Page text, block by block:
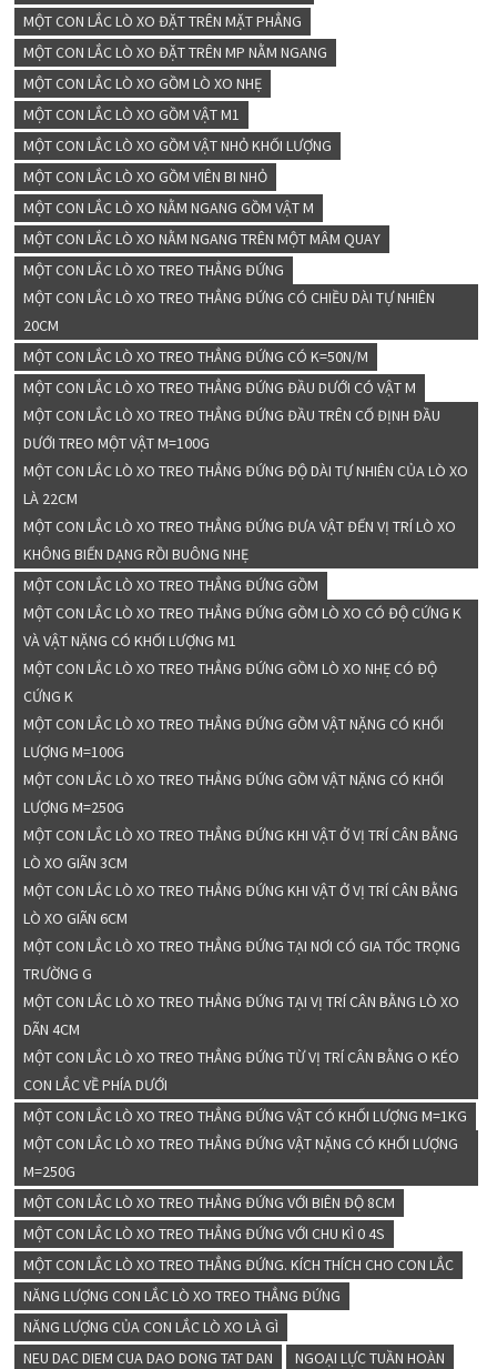
MỘT CON LẮC LÒ XO ĐẶT TRÊN MẶT PHẲNG
MỘT CON LẮC LÒ XO ĐẶT TRÊN MP NẰM NGANG
MỘT CON LẮC LÒ XO GỒM LÒ XO NHẸ
MỘT CON LẮC LÒ XO GỒM VẬT M1
MỘT CON LẮC LÒ XO GỒM VẬT NHỎ KHỐI LƯỢNG
MỘT CON LẮC LÒ XO GỒM VIÊN BI NHỎ
MỘT CON LẮC LÒ XO NẰM NGANG GỒM VẬT M
MỘT CON LẮC LÒ XO NẰM NGANG TRÊN MỘT MÂM QUAY
MỘT CON LẮC LÒ XO TREO THẲNG ĐỨNG
MỘT CON LẮC LÒ XO TREO THẲNG ĐỨNG CÓ CHIỀU DÀI TỰ NHIÊN
20CM
MỘT CON LẮC LÒ XO TREO THẲNG ĐỨNG CÓ K=50N/M
MỘT CON LẮC LÒ XO TREO THẲNG ĐỨNG ĐẦU DƯỚI CÓ VẬT M
MỘT CON LẮC LÒ XO TREO THẲNG ĐỨNG ĐẦU TRÊN CỐ ĐỊNH ĐẦU
DƯỚI TREO MỘT VẬT M=100G
MỘT CON LẮC LÒ XO TREO THẲNG ĐỨNG ĐỘ DÀI TỰ NHIÊN CỦA LÒ XO
LÀ 22CM
MỘT CON LẮC LÒ XO TREO THẲNG ĐỨNG ĐƯA VẬT ĐẾN VỊ TRÍ LÒ XO
KHÔNG BIẾN DẠNG RỒI BUÔNG NHẸ
MỘT CON LẮC LÒ XO TREO THẲNG ĐỨNG GỒM
MỘT CON LẮC LÒ XO TREO THẲNG ĐỨNG GỒM LÒ XO CÓ ĐỘ CỨNG K
VÀ VẬT NẶNG CÓ KHỐI LƯỢNG M1
MỘT CON LẮC LÒ XO TREO THẲNG ĐỨNG GỒM LÒ XO NHẸ CÓ ĐỘ
CỨNG K
MỘT CON LẮC LÒ XO TREO THẲNG ĐỨNG GỒM VẬT NẶNG CÓ KHỐI
LƯỢNG M=100G
MỘT CON LẮC LÒ XO TREO THẲNG ĐỨNG GỒM VẬT NẶNG CÓ KHỐI
LƯỢNG M=250G
MỘT CON LẮC LÒ XO TREO THẲNG ĐỨNG KHI VẬT Ở VỊ TRÍ CÂN BẰNG
LÒ XO GIÃN 3CM
MỘT CON LẮC LÒ XO TREO THẲNG ĐỨNG KHI VẬT Ở VỊ TRÍ CÂN BẰNG
LÒ XO GIÃN 6CM
MỘT CON LẮC LÒ XO TREO THẲNG ĐỨNG TẠI NƠI CÓ GIA TỐC TRỌNG
TRƯỜNG G
MỘT CON LẮC LÒ XO TREO THẲNG ĐỨNG TẠI VỊ TRÍ CÂN BẰNG LÒ XO
DÃN 4CM
MỘT CON LẮC LÒ XO TREO THẲNG ĐỨNG TỪ VỊ TRÍ CÂN BẰNG O KÉO
CON LẮC VỀ PHÍA DƯỚI
MỘT CON LẮC LÒ XO TREO THẲNG ĐỨNG VẬT CÓ KHỐI LƯỢNG M=1KG
MỘT CON LẮC LÒ XO TREO THẲNG ĐỨNG VẬT NẶNG CÓ KHỐI LƯỢNG
M=250G
MỘT CON LẮC LÒ XO TREO THẲNG ĐỨNG VỚI BIÊN ĐỘ 8CM
MỘT CON LẮC LÒ XO TREO THẲNG ĐỨNG VỚI CHU KÌ 0 4S
MỘT CON LẮC LÒ XO TREO THẲNG ĐỨNG. KÍCH THÍCH CHO CON LẮC
NĂNG LƯỢNG CON LẮC LÒ XO TREO THẲNG ĐỨNG
NĂNG LƯỢNG CỦA CON LẮC LÒ XO LÀ GÌ
NEU DAC DIEM CUA DAO DONG TAT DAN
NGOẠI LỰC TUẦN HOÀN